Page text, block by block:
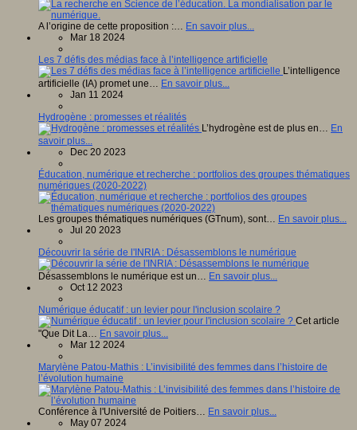
A l’origine de cette proposition :… En savoir plus...
Mar 18 2024
Les 7 défis des médias face à l’intelligence artificielle
L’intelligence
artificielle (IA) promet une… En savoir plus...
Jan 11 2024
Hydrogène : promesses et réalités
L’hydrogène est de plus en… En
savoir plus...
Dec 20 2023
Éducation, numérique et recherche : portfolios des groupes thématiques
numériques (2020-2022)
Les groupes thématiques numériques (GTnum), sont… En savoir plus...
Jul 20 2023
Découvrir la série de l'INRIA : Désassemblons le numérique
Désassemblons le numérique est un… En savoir plus...
Oct 12 2023
Numérique éducatif : un levier pour l'inclusion scolaire ?
Cet article
"Que Dit La… En savoir plus...
Mar 12 2024
Marylène Patou-Mathis : L’invisibilité des femmes dans l’histoire de
l’évolution humaine
Conférence à l'Université de Poitiers… En savoir plus...
May 07 2024